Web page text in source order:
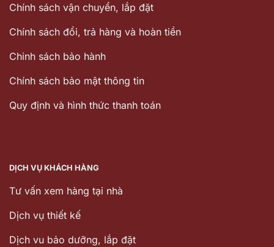
Chính sách vận chuyển, lắp đặt
Chính sách đổi, trả hàng và hoàn tiền
Chinh sách bảo hành
Chính sách bảo mật thông tin
Quy định và hình thức thanh toán
DỊCH VỤ KHÁCH HÀNG
Tư vấn xem hàng tại nhà
Dịch vụ thiết kế
Dịch vu bảo dưỡng, lắp đặt